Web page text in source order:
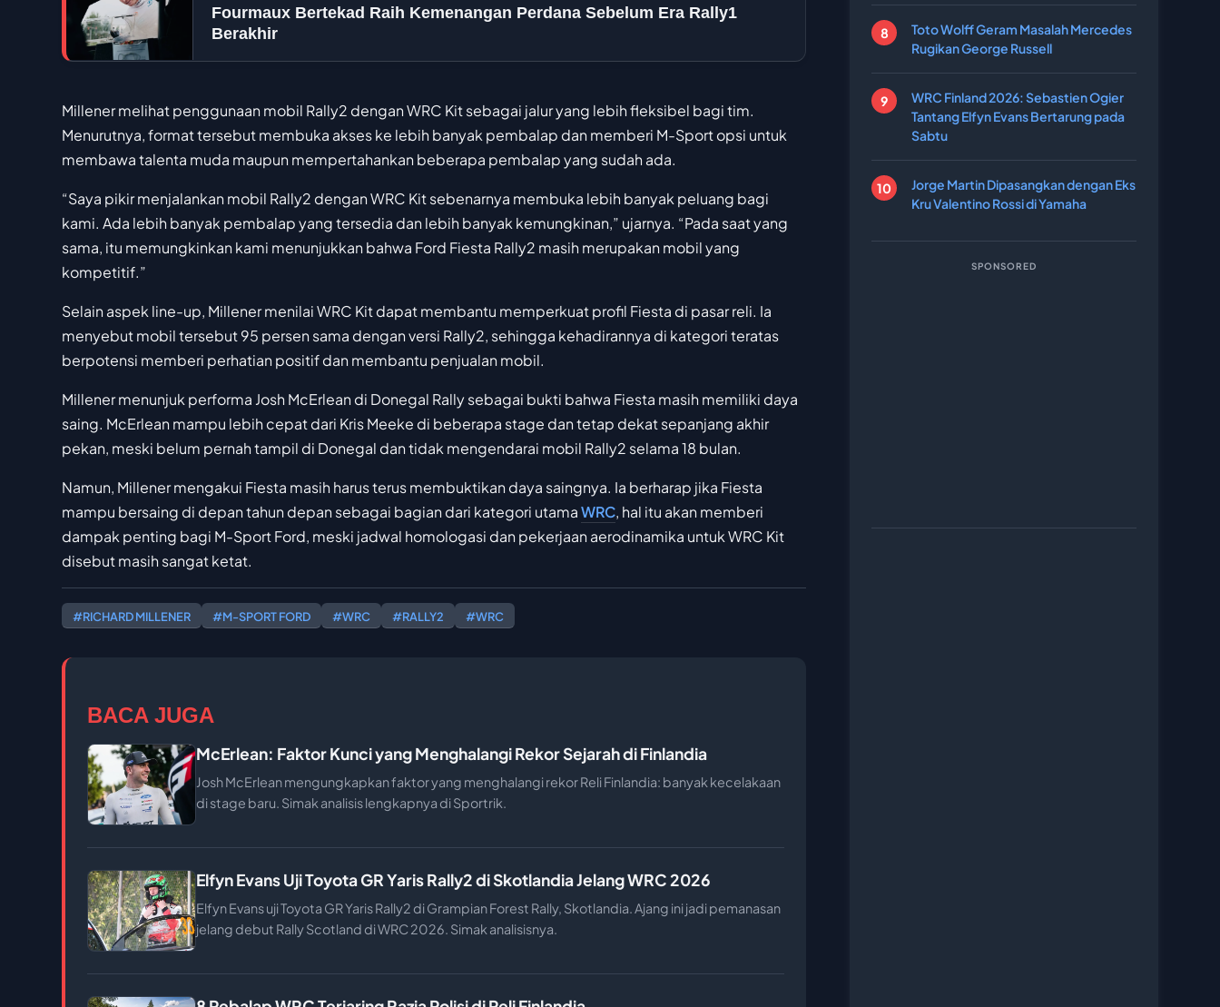
Fourmaux Bertekad Raih Kemenangan Perdana Sebelum Era Rally1
Berakhir
Millener melihat penggunaan mobil Rally2 dengan WRC Kit sebagai jalur yang lebih fleksibel bagi tim.
Menurutnya, format tersebut membuka akses ke lebih banyak pembalap dan memberi M-Sport opsi untuk
membawa talenta muda maupun mempertahankan beberapa pembalap yang sudah ada.
“Saya pikir menjalankan mobil Rally2 dengan WRC Kit sebenarnya membuka lebih banyak peluang bagi
kami. Ada lebih banyak pembalap yang tersedia dan lebih banyak kemungkinan,” ujarnya. “Pada saat yang
sama, itu memungkinkan kami menunjukkan bahwa Ford Fiesta Rally2 masih merupakan mobil yang
kompetitif.”
Selain aspek line-up, Millener menilai WRC Kit dapat membantu memperkuat profil Fiesta di pasar reli. Ia
menyebut mobil tersebut 95 persen sama dengan versi Rally2, sehingga kehadirannya di kategori teratas
berpotensi memberi perhatian positif dan membantu penjualan mobil.
Millener menunjuk performa Josh McErlean di Donegal Rally sebagai bukti bahwa Fiesta masih memiliki daya
saing. McErlean mampu lebih cepat dari Kris Meeke di beberapa stage dan tetap dekat sepanjang akhir
pekan, meski belum pernah tampil di Donegal dan tidak mengendarai mobil Rally2 selama 18 bulan.
Namun, Millener mengakui Fiesta masih harus terus membuktikan daya saingnya. Ia berharap jika Fiesta
mampu bersaing di depan tahun depan sebagai bagian dari kategori utamaWRC, hal itu akan memberi
dampak penting bagi M-Sport Ford, meski jadwal homologasi dan pekerjaan aerodinamika untuk WRC Kit
disebut masih sangat ketat.
#RICHARD MILLENER #M-SPORT FORD #WRC #RALLY2 #WRC
BACA JUGA
McErlean: Faktor Kunci yang Menghalangi Rekor Sejarah di Finlandia
Josh McErlean mengungkapkan faktor yang menghalangi rekor Reli Finlandia: banyak kecelakaan
di stage baru. Simak analisis lengkapnya di Sportrik.
Elfyn Evans Uji Toyota GR Yaris Rally2 di Skotlandia Jelang WRC 2026
Elfyn Evans uji Toyota GR Yaris Rally2 di Grampian Forest Rally, Skotlandia. Ajang ini jadi pemanasan
jelang debut Rally Scotland di WRC 2026. Simak analisisnya.
Toto Wolff Geram Masalah Mercedes
Rugikan George Russell
WRC Finland 2026: Sebastien Ogier
Tantang Elfyn Evans Bertarung pada
Sabtu
Jorge Martin Dipasangkan dengan Eks
Kru Valentino Rossi di Yamaha
SPONSORED